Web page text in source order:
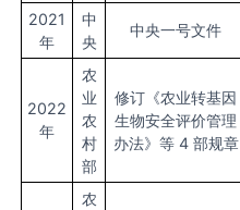
2021
年
中
央
中央一号文件
2022
年
农
业
农
村
部
修订《农业转基因
生物安全评价管理
办法》等 4 部规章
农